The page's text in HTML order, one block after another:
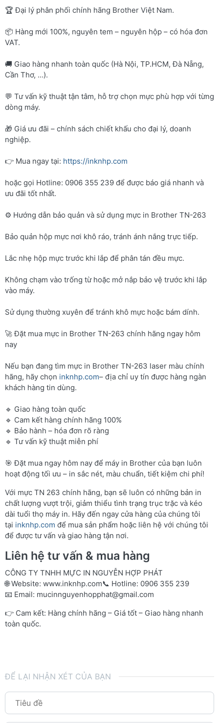
🏆 Đại lý phân phối chính hãng Brother Việt Nam.
📦 Hàng mới 100%, nguyên tem – nguyên hộp – có hóa đơn
VAT.
🚚 Giao hàng nhanh toàn quốc (Hà Nội, TP.HCM, Đà Nẵng,
Cần Thơ, …).
💬 Tư vấn kỹ thuật tận tâm, hỗ trợ chọn mực phù hợp với từng
dòng máy.
🎁 Giá ưu đãi – chính sách chiết khấu cho đại lý, doanh
nghiệp.
👉 Mua ngay tại: https://inknhp.com
hoặc gọi Hotline: 0906 355 239 để được báo giá nhanh và
ưu đãi tốt nhất.
⚙️ Hướng dẫn bảo quản và sử dụng mực in Brother TN-263
Bảo quản hộp mực nơi khô ráo, tránh ánh nắng trực tiếp.
Lắc nhẹ hộp mực trước khi lắp để phân tán đều mực.
Không chạm vào trống từ hoặc mở nắp bảo vệ trước khi lắp
vào máy.
Sử dụng thường xuyên để tránh khô mực hoặc bám dính.
🚀 Đặt mua mực in Brother TN-263 chính hãng ngay hôm
nay
Nếu bạn đang tìm mực in Brother TN-263 laser màu chính
hãng, hãy chọn inknhp.com– địa chỉ uy tín được hàng ngàn
khách hàng tin dùng.
🔹 Giao hàng toàn quốc
🔹 Cam kết hàng chính hãng 100%
🔹 Bảo hành – hóa đơn rõ ràng
🔹 Tư vấn kỹ thuật miễn phí
🎯 Đặt mua ngay hôm nay để máy in Brother của bạn luôn
hoạt động tối ưu – in sắc nét, màu chuẩn, tiết kiệm chi phí!
Với mực TN 263 chính hãng, bạn sẽ luôn có những bản in
chất lượng vượt trội, giảm thiểu tình trạng trục trặc và kéo
dài tuổi thọ máy in. Hãy đến ngay cửa hàng của chúng tôi
tại inknhp.com để mua sản phẩm hoặc liên hệ với chúng tôi
để được tư vấn và giao hàng tận nơi.
Liên hệ tư vấn & mua hàng
CÔNG TY TNHH MỰC IN NGUYỄN HỢP PHÁT
🌐 Website: www.inknhp.com📞 Hotline: 0906 355 239
📧 Email: mucinnguyenhopphat@gmail.com
👉 Cam kết: Hàng chính hãng – Giá tốt – Giao hàng nhanh
toàn quốc.
ĐỂ LẠI NHẬN XÉT CỦA BẠN